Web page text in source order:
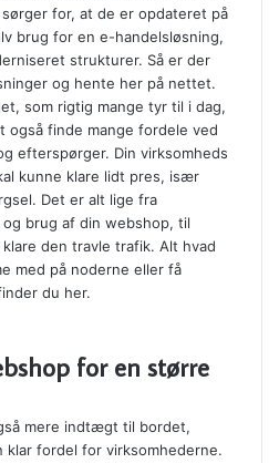
for, at de er opdateret på
brug for en e-handelsløsning,
strukturer. Så er der
og hente her på nettet.
som rigtig mange tyr til i dag,
også finde mange fordele ved
efterspørger. Din virksomheds
kunne klare lidt pres, især
Det er alt lige fra
brug af din webshop, til
den travle trafik. Alt hvad
med på noderne eller få
du her.
for en større
mere indtægt til bordet,
klar fordel for virksomhederne.